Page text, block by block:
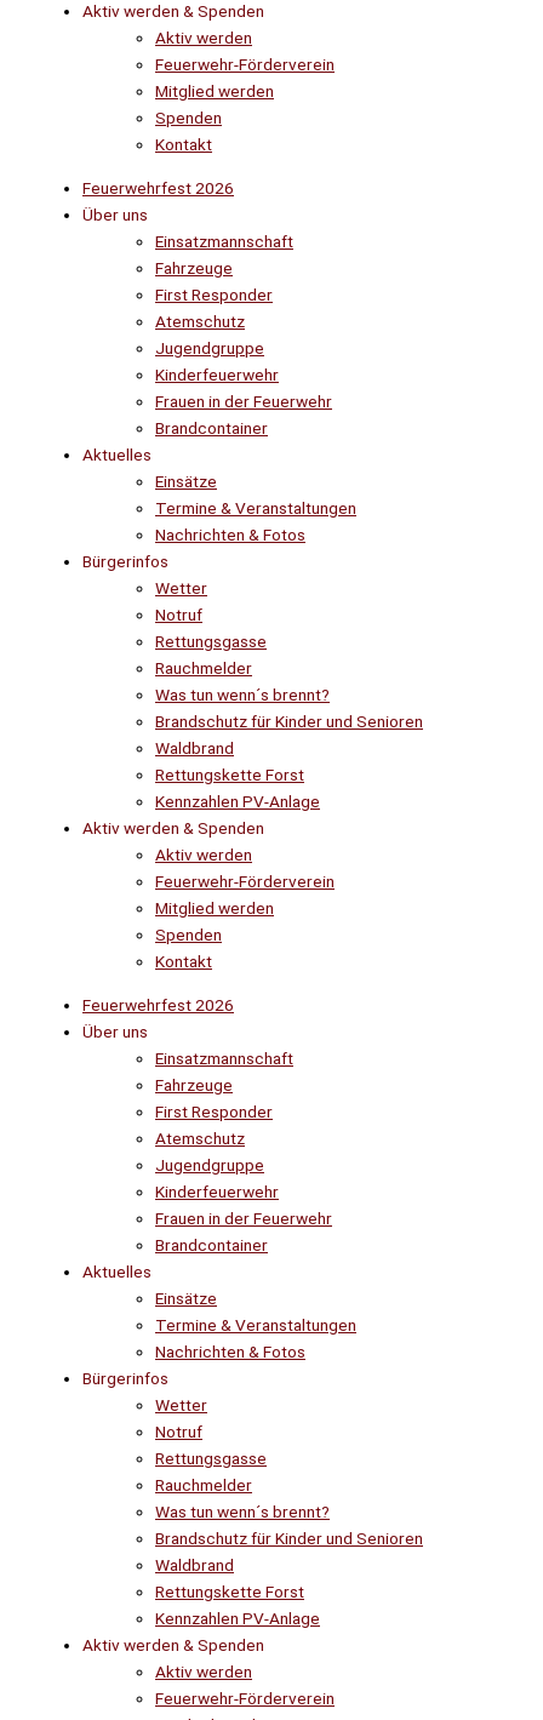
Aktiv werden & Spenden
Aktiv werden
Feuerwehr-Förderverein
Mitglied werden
Spenden
Kontakt
Feuerwehrfest 2026
Über uns
Einsatzmannschaft
Fahrzeuge
First Responder
Atemschutz
Jugendgruppe
Kinderfeuerwehr
Frauen in der Feuerwehr
Brandcontainer
Aktuelles
Einsätze
Termine & Veranstaltungen
Nachrichten & Fotos
Bürgerinfos
Wetter
Notruf
Rettungsgasse
Rauchmelder
Was tun wenn´s brennt?
Brandschutz für Kinder und Senioren
Waldbrand
Rettungskette Forst
Kennzahlen PV-Anlage
Aktiv werden & Spenden
Aktiv werden
Feuerwehr-Förderverein
Mitglied werden
Spenden
Kontakt
Feuerwehrfest 2026
Über uns
Einsatzmannschaft
Fahrzeuge
First Responder
Atemschutz
Jugendgruppe
Kinderfeuerwehr
Frauen in der Feuerwehr
Brandcontainer
Aktuelles
Einsätze
Termine & Veranstaltungen
Nachrichten & Fotos
Bürgerinfos
Wetter
Notruf
Rettungsgasse
Rauchmelder
Was tun wenn´s brennt?
Brandschutz für Kinder und Senioren
Waldbrand
Rettungskette Forst
Kennzahlen PV-Anlage
Aktiv werden & Spenden
Aktiv werden
Feuerwehr-Förderverein